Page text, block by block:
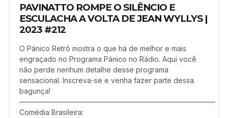
PAVINATTO ROMPE O SILÊNCIO E
ESCULACHA A VOLTA DE JEAN WYLLYS |
2023 #212
O Pânico Retrô mostra o que há de melhor e mais
engraçado no Programa Pânico no Rádio. Aqui você
não perde nenhum detalhe desse programa
sensacional. Inscreva-se e venha fazer parte dessa
bagunça!
–––––––––––––––––––––––––––––––––––––––––––––––––––––––
Comédia Brasileira: